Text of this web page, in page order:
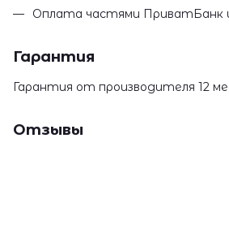
Оплата частями ПриватБанк
Гарантия
Гарантия от производителя 12
Отзывы